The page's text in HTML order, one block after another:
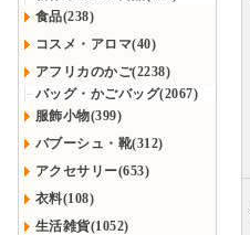
食品(238)
コスメ・アロマ(40)
アフリカのかご(2238)
バッグ・かごバッグ(2067)
服飾小物(399)
バブーシュ・靴(312)
アクセサリー(653)
衣料(108)
生活雑貨(1052)